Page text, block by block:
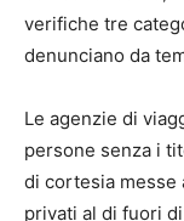
verifiche tre
denunciano da
Le agenzie di
persone senza i
di cortesia messe
privati al di fuori